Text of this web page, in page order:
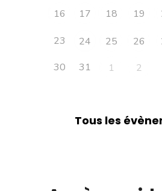
16 17 18 19
23 24 25 26
30
31 1 2
Tous les